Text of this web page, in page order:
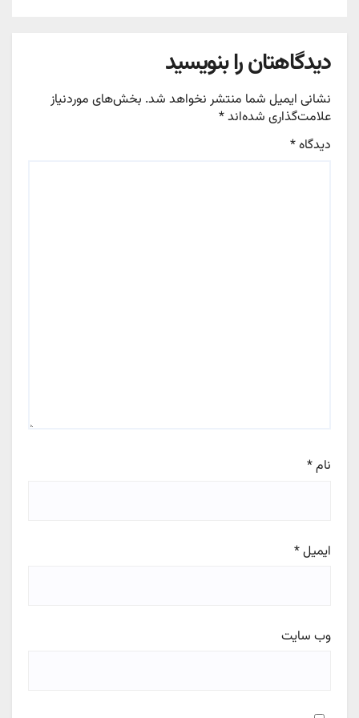
دیدگاهتان را بنویسید
نشانی ایمیل شما منتشر نخواهد شد. بخش‌های موردنیاز
علامت‌گذاری شده‌اند*
دیدگاه*
نام*
ایمیل*
وب‌ سایت